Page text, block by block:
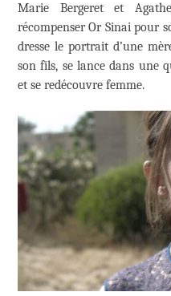
Marie Bergeret et
récompenser Or Sinai pour
dresse le portrait d’une
son fils, se lance dans une
et se redécouvre femme.